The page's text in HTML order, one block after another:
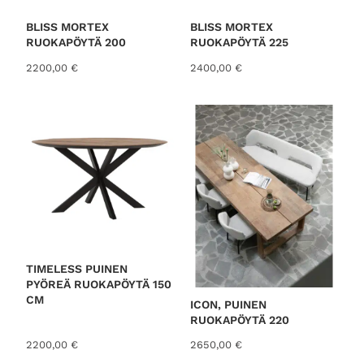
BLISS MORTEX
RUOKAPÖYTÄ 200
2200,00 €
BLISS MORTEX
RUOKAPÖYTÄ 225
2400,00 €
TIMELESS PUINEN
PYÖREÄ RUOKAPÖYTÄ 150
CM
2200,00 €
ICON, PUINEN
RUOKAPÖYTÄ 220
2650,00 €